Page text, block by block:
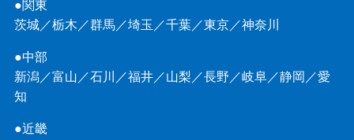
●関東
茨城／栃木 ／群馬／埼玉 ／千葉／東京／神奈川
●中部
新潟／富山 ／石川 ／福井／山梨 ／長野 ／岐阜／静岡 ／愛
知
●近畿